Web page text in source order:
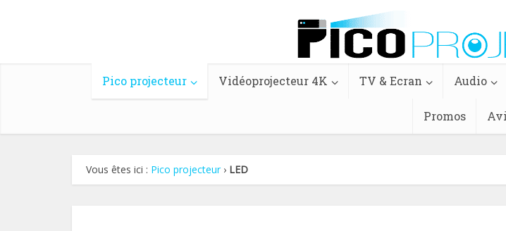
Pico projecteur Vidéoprojecteur 4K TV & Ecran Audio
Promos
Vous êtes ici : Pico projecteur› LED